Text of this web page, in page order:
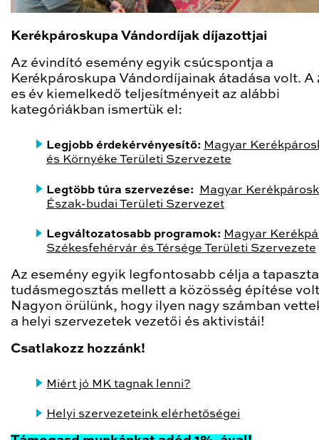
Kerékpároskupa Vándordíjak díjazottjai
Az évindító esemény egyik csúcspontja a
Kerékpároskupa Vándordíjainak átadása volt. A
es év kiemelkedő teljesítményeit az alábbi
kategóriákban ismertük el:
Legjobb érdekérvényesítő: Magyar
és Környéke Területi Szervezete
Legtöbb túra szervezése:
Magyar
Észak-budai Területi Szervezet
Legváltozatosabb programok: Magyar
Székesfehérvár és Térsége Területi Szervezete
Az esemény egyik legfontosabb célja a
tudásmegosztás mellett a közösség építése
Nagyon örülünk, hogy ilyen nagy számban
a helyi szervezetek vezetői és aktivistái!
Csatlakozz hozzánk!
Miért jó MK tagnak lenni?
Helyi szervezeteink elérhetőségei